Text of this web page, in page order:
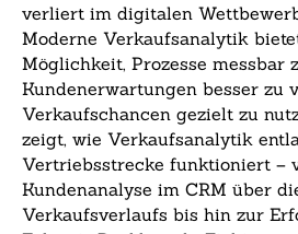
verliert im digitalen
Moderne Verkaufsanalytik
Möglichkeit, Prozesse messbar
Kundenerwartungen besser zu
Verkaufschancen gezielt zu
zeigt, wie Verkaufsanalytik
Vertriebsstrecke funktioniert –
Kundenanalyse im CRM über
Verkaufsverlaufs bis hin zur